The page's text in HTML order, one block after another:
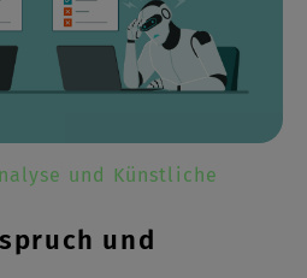
und Künstliche
und